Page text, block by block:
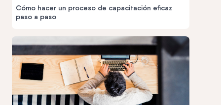
Cómo hacer un proceso de capacitación eficaz
paso a paso